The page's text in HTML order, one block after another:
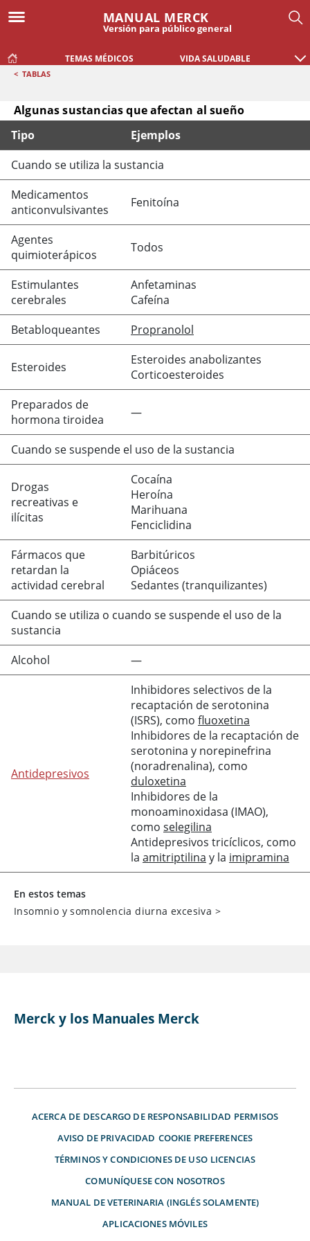
MANUAL MERCK
Versión para público general
TEMAS MÉDICOS VIDA SALUDABLE
< TABLAS
Algunas sustancias que afectan al sueño
Algunas sustancias que afectan al sueño
Tipo
Ejemplos
Cuando se utiliza la sustancia
Medicamentos
anticonvulsivantes
Fenitoína
Agentes
quimioterápicos
Todos
Estimulantes
cerebrales
Anfetaminas
Cafeína
Betabloqueantes
Propranolol
Esteroides
Esteroides anabolizantes
Corticoesteroides
Preparados de
hormona tiroidea
—
Cuando se suspende el uso de la sustancia
Drogas
recreativas e
ilícitas
Cocaína
Heroína
Marihuana
Fenciclidina
Fármacos que
retardan la
actividad cerebral
Barbitúricos
Opiáceos
Sedantes (tranquilizantes)
Cuando se utiliza o cuando se suspende el uso de la
sustancia
Alcohol
—
Antidepresivos
Inhibidores selectivos de la
recaptación deserotonina
(ISRS), como fluoxetina
Inhibidores de la recaptación de
serotonina y norepinefrina
(noradrenalina), como
duloxetina
Inhibidores de la
monoaminoxidasa (IMAO),
como selegilina
Antidepresivos tricíclicos, como
la amitriptilina y la imipramina
En estos temas
Insomnio y somnolencia diurna excesiva >
Merck y los Manuales Merck
ACERCA DE DESCARGO DE RESPONSABILIDAD PERMISOS
AVISO DE PRIVACIDAD COOKIE PREFERENCES
TÉRMINOS Y CONDICIONES DE USO LICENCIAS
COMUNÍQUESE CON NOSOTROS
MANUAL DE VETERINARIA (INGLÉS SOLAMENTE)
APLICACIONES MÓVILES